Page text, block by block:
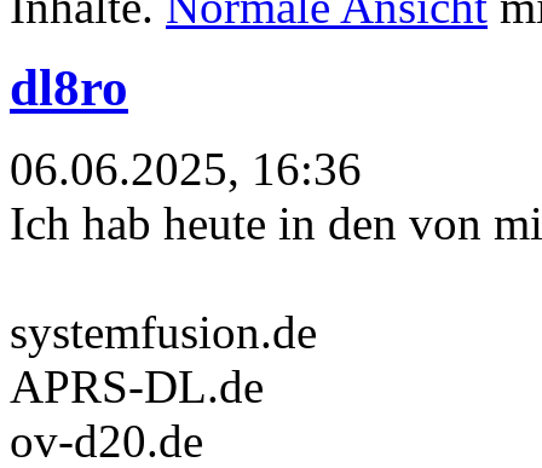
dl8ro
06.06.2025, 16:36
Ich hab heute in den von
systemfusion.de
APRS-DL.de
ov-d20.de